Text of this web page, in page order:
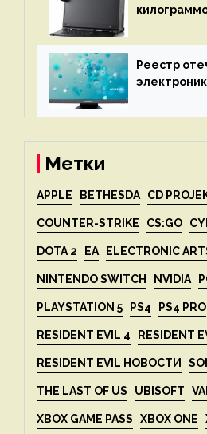
до 3 Тбайт
дисплеев
Реестр
Метки
APPLE BETHESDA CD
COUNTER-STRIKE CS:GO
DOTA 2 EA ELECTRONIC
NINTENDO SWITCH NVIDIA
PLAYSTATION 5 PS4 PS4 PRO
RESIDENT EVIL 4 RESIDENT
RESIDENT EVIL НОВОСТИ
THE LAST OF US UBISOFT
XBOX GAME PASS XBOX ONE